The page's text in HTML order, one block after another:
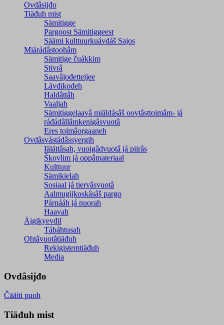
Ovdâsijđo
Tiäđuh mist
Sämitigge
Pargoost Sämitiggeest
Säämi kulttuurkuávdáš Sajos
Miärádâstoohâm
Sämitige čuákkim
Stivrâ
Saavâjođetteijee
Lävdikodeh
Haldâttâh
Vaaljah
Sämitiggelaavâ miäldásâš oovtâsttoimâm- já
ráđádâllâmkenigâsvuotâ
Eres toimâorgaaneh
Ovdâsvástádâssyergih
Iäláttâsah, vuoigâdvuotâ já piirâs
Škovlim já oppâmateriaal
Kulttuur
Sämikielah
Sosiaal já tiervâsvuotâ
Aalmugijkoskâsâš pargo
Párnááh já nuorah
Haavah
Äigikyevdil
Tábáhtusah
Ohtâvuotâtiäđuh
Rekigistemtiäđuh
Media
Ovdâsijđo
Čääiti puoh
Tiäđuh mist